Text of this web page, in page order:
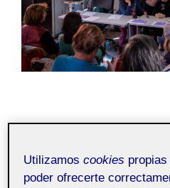
Utilizamoscookies
poder ofrecerte